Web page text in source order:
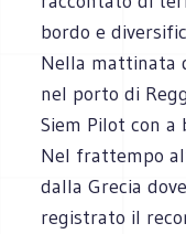
bordo e
Nella mattinata
nel porto di
Siem Pilot con
Nel frattempo
dalla Grecia
registrato il